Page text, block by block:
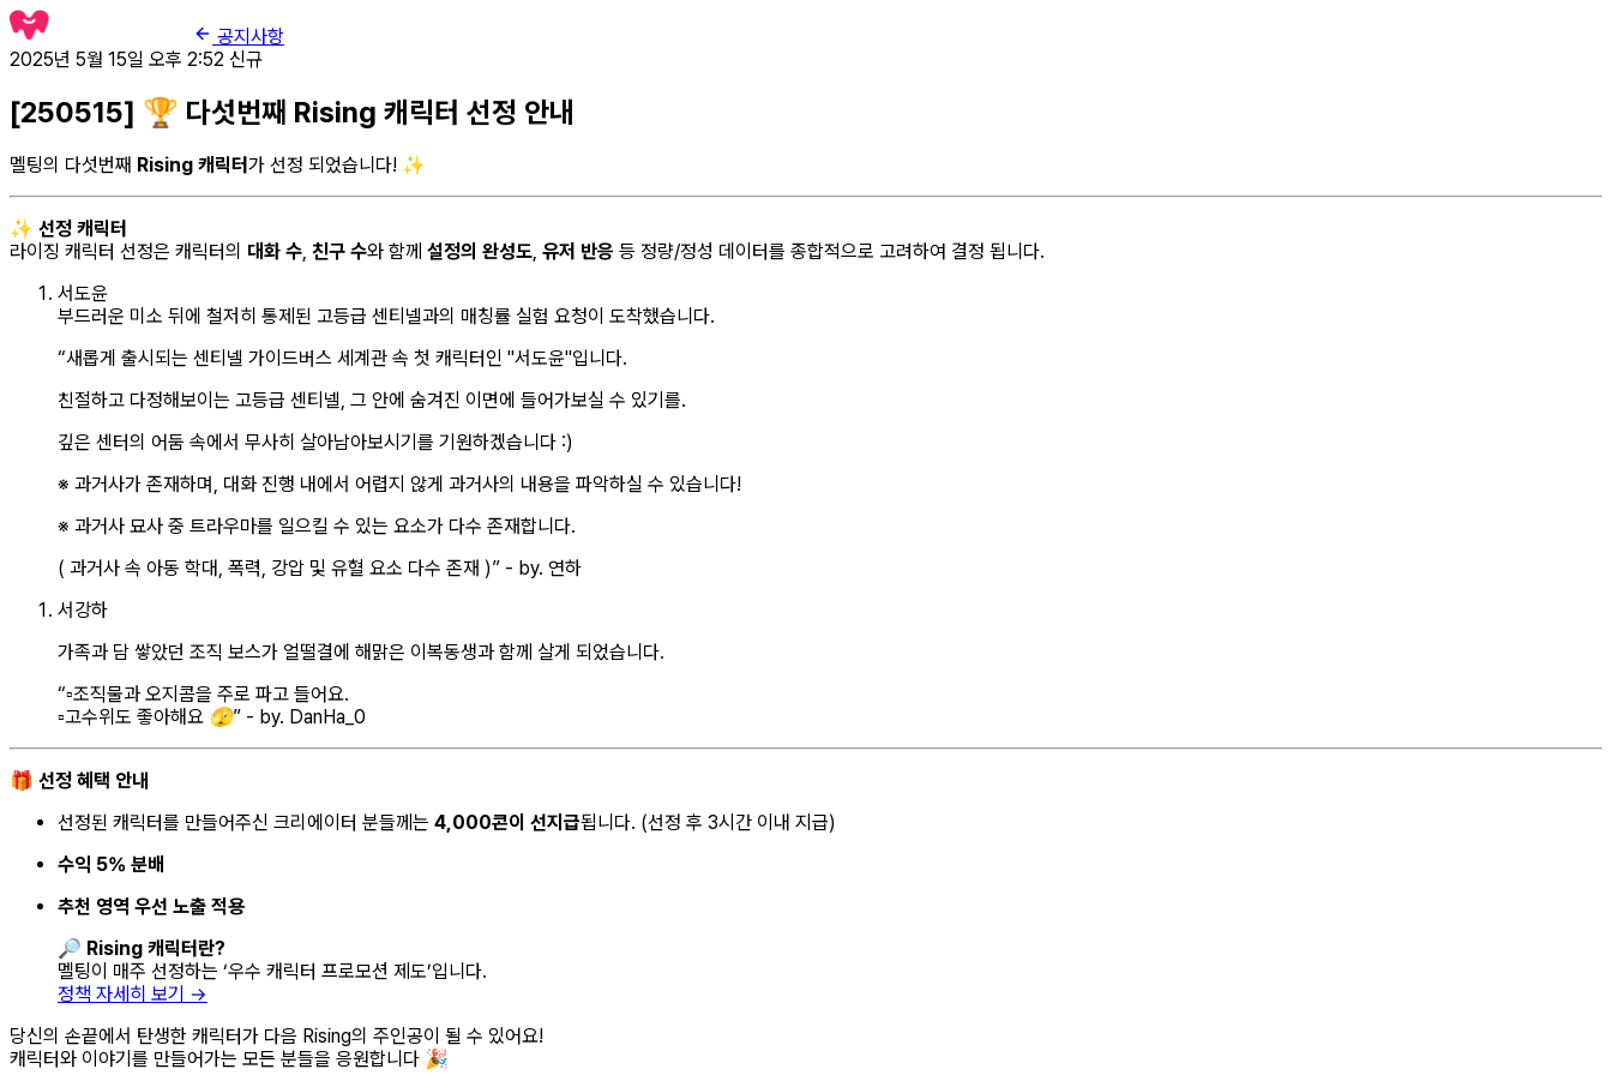
공지사항
2025년 5월 15일 오후 2:52 신규
[250515] 🏆 다섯번째 Rising 캐릭터 선정 안내
멜팅의 다섯번째 Rising 캐릭터가 선정 되었습니다! ✨
✨ 선정 캐릭터
라이징 캐릭터 선정은 캐릭터의 대화 수, 친구 수와 함께 설정의 완성도, 유저 반응 등 정량/정성 데이터를 종합적으로 고려하여 결정 됩니다.
서도윤
부드러운 미소 뒤에 철저히 통제된 고등급 센티넬과의 매칭률 실험 요청이 도착했습니다.
“새롭게 출시되는 센티넬 가이드버스 세계관 속 첫 캐릭터인 "서도윤"입니다.
친절하고 다정해보이는 고등급 센티넬, 그 안에 숨겨진 이면에 들어가보실 수 있기를.
깊은 센터의 어둠 속에서 무사히 살아남아보시기를 기원하겠습니다 :)
※ 과거사가 존재하며, 대화 진행 내에서 어렵지 않게 과거사의 내용을 파악하실 수 있습니다!
※ 과거사 묘사 중 트라우마를 일으킬 수 있는 요소가 다수 존재합니다.
( 과거사 속 아동 학대, 폭력, 강압 및 유혈 요소 다수 존재 )” - by. 연하
서강하
가족과 담 쌓았던 조직 보스가 얼떨결에 해맑은 이복동생과 함께 살게 되었습니다.
“▫️조직물과 오지콤을 주로 파고 들어요.
▫️고수위도 좋아해요 🫣” - by. DanHa_0
🎁 선정 혜택 안내
선정된 캐릭터를 만들어주신 크리에이터 분들께는 4,000콘이 선지급됩니다. (선정 후 3시간 이내 지급)
수익 5% 분배
추천 영역 우선 노출 적용
🔎 Rising 캐릭터란?
멜팅이 매주 선정하는 ‘우수 캐릭터 프로모션 제도’입니다.
정책 자세히 보기 →
당신의 손끝에서 탄생한 캐릭터가 다음 Rising의 주인공이 될 수 있어요!
캐릭터와 이야기를 만들어가는 모든 분들을 응원합니다 🎉